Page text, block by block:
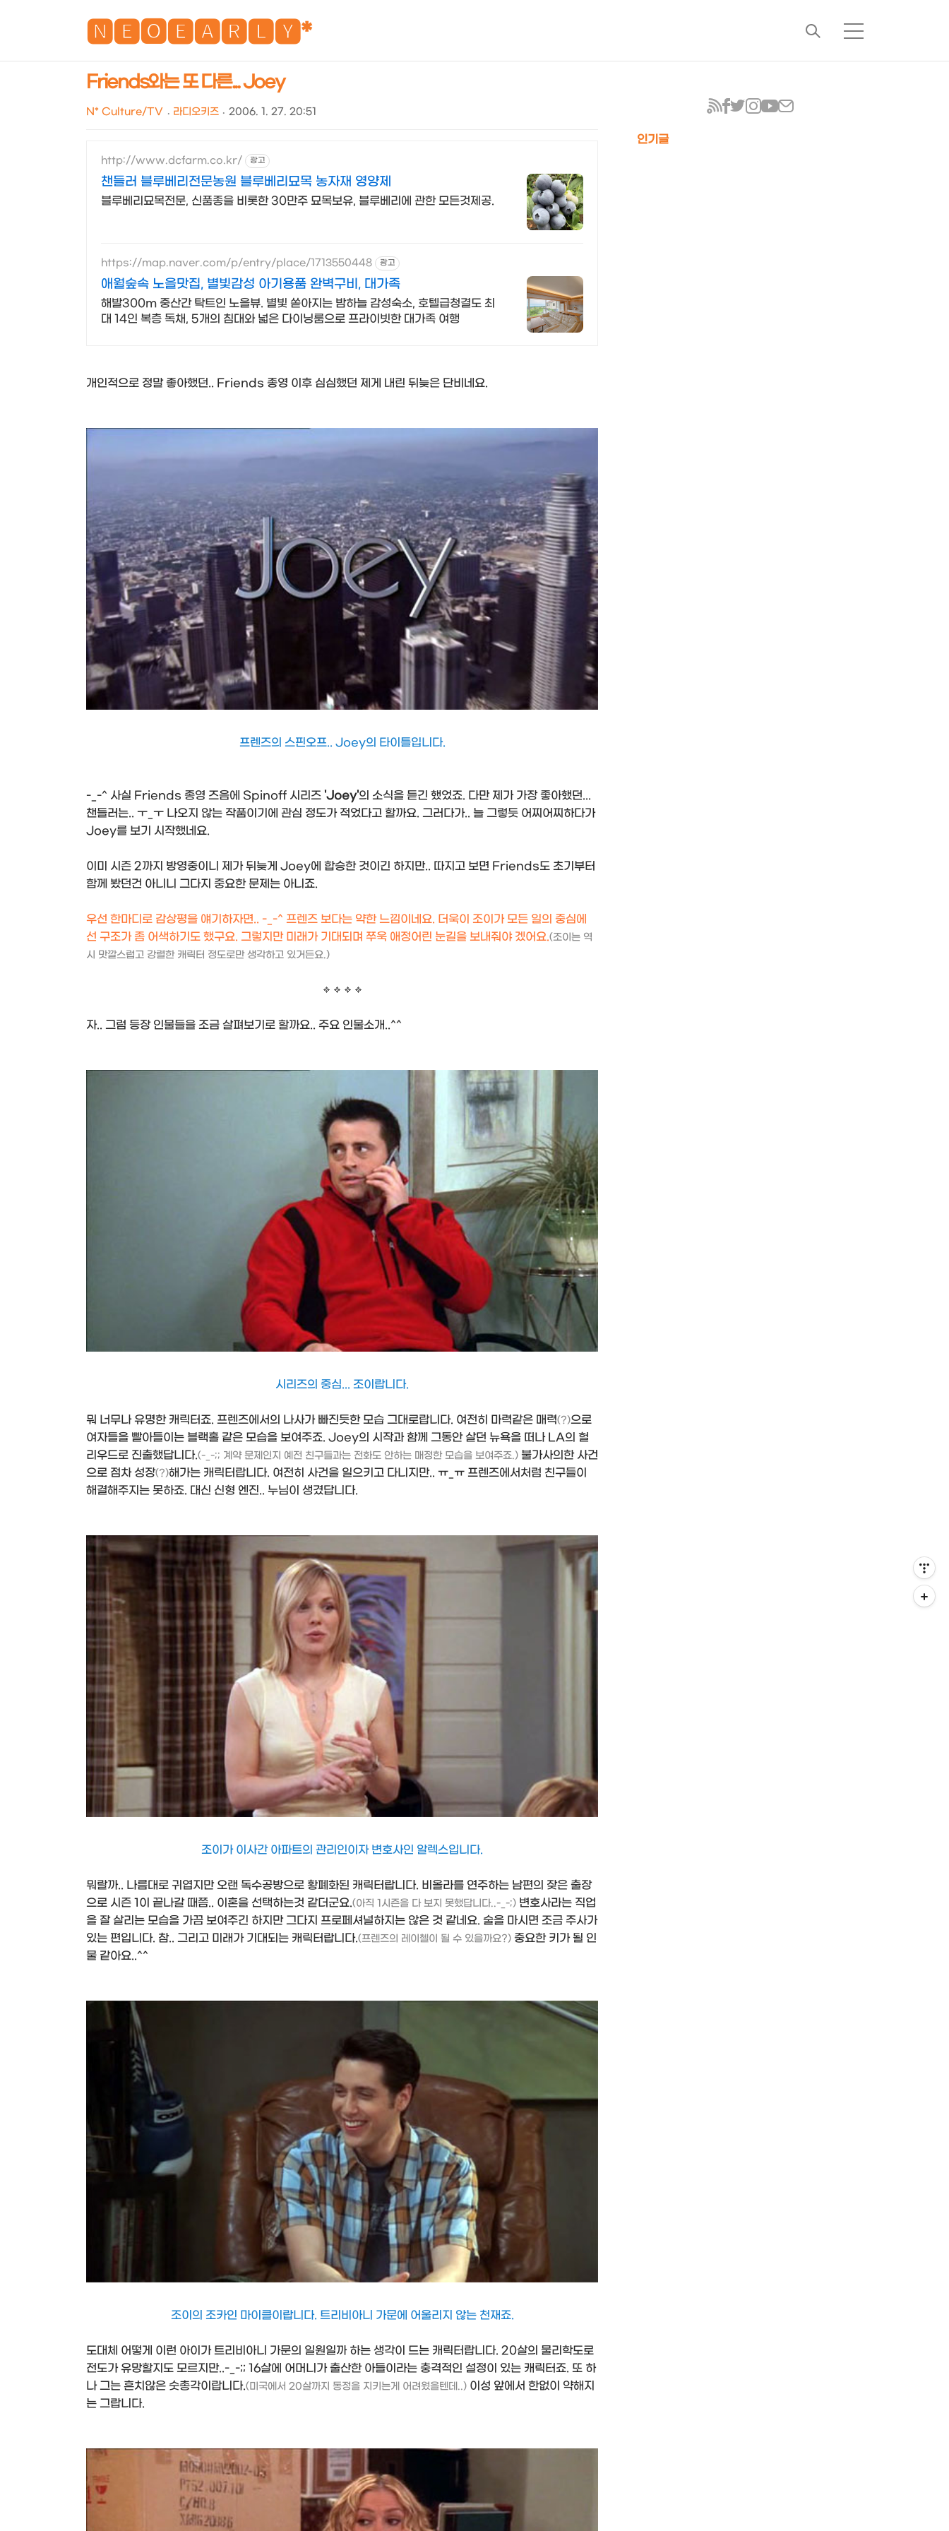
🅽🅴🅾🅴🅰🆁🅻🆈*NEOEARLY*
검
메
Friends와는 또 다른... Joey
N* Culture/TV 라디오키즈 2006. 1. 27. 20:51
http://www.dcfarm.co.kr/ 광고
챈들러 블루베리전문농원 블루베리묘목 농자재 영양제
블루베리묘목전문, 신품종을 비롯한 30만주 묘목보유, 블루베리에 관한 모든것제공.
https://map.naver.com/p/entry/place/1713550448 광고
애월숲속 노을맛집, 별빛감성 아기용품 완벽구비, 대가족
해발300m 중산간 탁트인 노을뷰. 별빛 쏟아지는 밤하늘 감성숙소, 호텔급청결도 최
대 14인 복층 독채, 5개의 침대와 넓은 다이닝룸으로 프라이빗한 대가족 여행
개인적으로 정말 좋아했던.. Friends 종영 이후 심심했던 제게 내린 뒤늦은 단비네요.
프렌즈의 스핀오프.. Joey의 타이틀입니다.
-_-^ 사실 Friends 종영 즈음에 Spinoff 시리즈 'Joey'의 소식을 듣긴 했었죠. 다만 제가 가장 좋아했던...
챈들러는.. ㅜ_ㅜ 나오지 않는 작품이기에 관심 정도가 적었다고 할까요. 그러다가.. 늘 그렇듯 어찌어찌하다가
Joey를 보기 시작했네요.
이미 시즌 2까지 방영중이니 제가 뒤늦게 Joey에 합승한 것이긴 하지만.. 따지고 보면 Friends도 초기부터
함께 봤던건 아니니 그다지 중요한 문제는 아니죠.
우선 한마디로 감상평을 얘기하자면.. -_-^ 프렌즈 보다는 약한 느낌이네요. 더욱이 조이가 모든 일의 중심에
선 구조가 좀 어색하기도 했구요. 그렇지만 미래가 기대되며 쭈욱 애정어린 눈길을 보내줘야 겠어요.(조이는 역
시 맛깔스럽고 강렬한 캐릭터 정도로만 생각하고 있거든요.)
자.. 그럼 등장 인물들을 조금 살펴보기로 할까요.. 주요 인물소개..^^
시리즈의 중심... 조이랍니다.
뭐 너무나 유명한 캐릭터죠. 프렌즈에서의 나사가 빠진듯한 모습 그대로랍니다. 여전히 마력같은 매력(?)으로
여자들을 빨아들이는 블랙홀 같은 모습을 보여주죠. Joey의 시작과 함께 그동안 살던 뉴욕을 떠나 LA의 헐
리우드로 진출했답니다.(-_-;; 계약 문제인지 예전 친구들과는 전화도 안하는 매정한 모습을 보여주죠.) 불가사의한 사건
으로 점차 성장(?)해가는 캐릭터랍니다. 여전히 사건을 일으키고 다니지만.. ㅠ_ㅠ 프렌즈에서처럼 친구들이
해결해주지는 못하죠. 대신 신형 엔진.. 누님이 생겼답니다.
조이가 이사간 아파트의 관리인이자 변호사인 알렉스입니다.
뭐랄까.. 나름대로 귀엽지만 오랜 독수공방으로 황폐화된 캐릭터랍니다. 비올라를 연주하는 남편의 잦은 출장
으로 시즌 1이 끝나갈 때쯤.. 이혼을 선택하는것 같더군요.(아직 1시즌을 다 보지 못했답니다..-_-;) 변호사라는 직업
을 잘 살리는 모습을 가끔 보여주긴 하지만 그다지 프로페셔널하지는 않은 것 같네요. 술을 마시면 조금 주사가
있는 편입니다. 참.. 그리고 미래가 기대되는 캐릭터랍니다.(프렌즈의 레이첼이 될 수 있을까요?) 중요한 키가 될 인
물 같아요..^^
조이의 조카인 마이클이랍니다. 트리비아니 가문에 어울리지 않는 천재죠.
도대체 어떻게 이런 아이가 트리비아니 가문의 일원일까 하는 생각이 드는 캐릭터랍니다. 20살의 물리학도로
전도가 유망할지도 모르지만..-_-;; 16살에 어머니가 출산한 아들이라는 충격적인 설정이 있는 캐릭터죠. 또 하
나 그는 흔치않은 숫총각이랍니다.(미국에서 20살까지 동정을 지키는게 어려웠을텐데..) 이성 앞에서 한없이 약해지
는 그랍니다.
인기글